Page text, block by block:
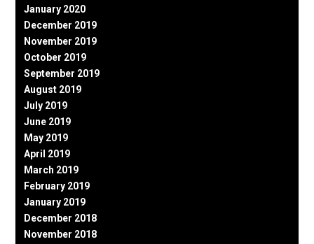
January 2020
December 2019
November 2019
October 2019
September 2019
August 2019
July 2019
June 2019
May 2019
April 2019
March 2019
February 2019
January 2019
December 2018
November 2018